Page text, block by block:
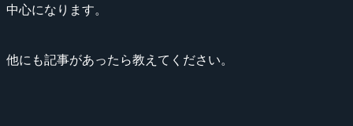
中心になります。
他にも記事があったら教えてください。